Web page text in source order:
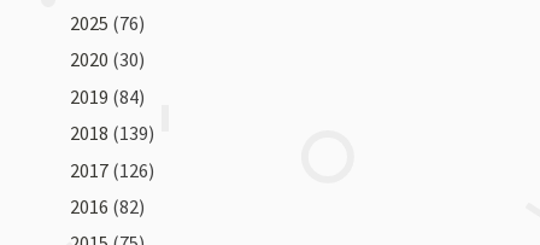
2025 (76)
2020 (30)
2019 (84)
2018 (139)
2017 (126)
2016 (82)